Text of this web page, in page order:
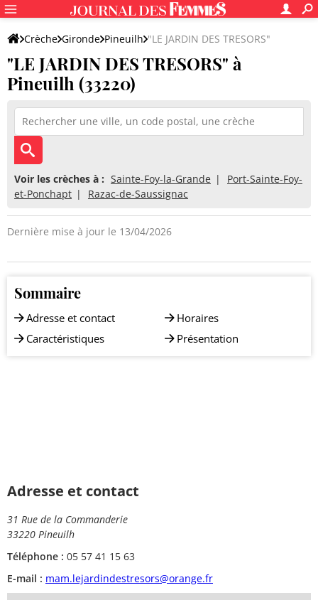
Crèche Gironde Pineuilh "LE JARDIN DES TRESORS"
"LE JARDIN DES TRESORS" à
Pineuilh (33220)
Voir les crèches à : Sainte-Foy-la-Grande
Port-Sainte-Foy-
et-Ponchapt
Razac-de-Saussignac
Dernière mise à jour le 13/04/2026
Sommaire
Adresse et contact
Caractéristiques
Horaires
Présentation
Adresse et contact
31 Rue de la Commanderie
33220 Pineuilh
Téléphone : 05 57 41 15 63
E-mail : mam.lejardindestresors@orange.fr